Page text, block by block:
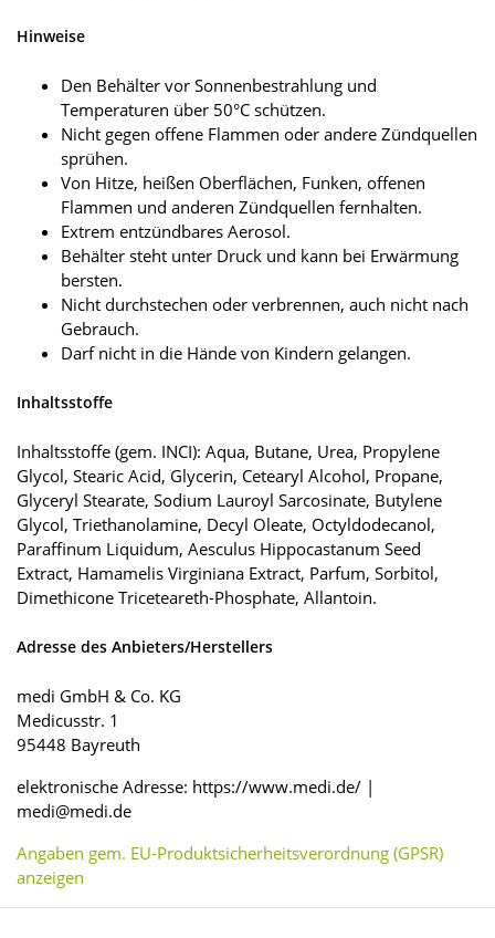
Hinweise
Den Behälter vor Sonnenbestrahlung und
Temperaturen über 50°C schützen.
Nicht gegen offene Flammen oder andere Zündquellen
sprühen.
Von Hitze, heißen Oberflächen, Funken, offenen
Flammen und anderen Zündquellen fernhalten.
Extrem entzündbares Aerosol.
Behälter steht unter Druck und kann bei Erwärmung
bersten.
Nicht durchstechen oder verbrennen, auch nicht nach
Gebrauch.
Darf nicht in die Hände von Kindern gelangen.
Inhaltsstoffe
Inhaltsstoffe (gem. INCI): Aqua, Butane, Urea, Propylene
Glycol, Stearic Acid, Glycerin, Cetearyl Alcohol, Propane,
Glyceryl Stearate, Sodium Lauroyl Sarcosinate, Butylene
Glycol, Triethanolamine, Decyl Oleate, Octyldodecanol,
Paraffinum Liquidum, Aesculus Hippocastanum Seed
Extract, Hamamelis Virginiana Extract, Parfum, Sorbitol,
Dimethicone Triceteareth-Phosphate, Allantoin.
Adresse des Anbieters/Herstellers
medi GmbH & Co. KG
Medicusstr. 1
95448 Bayreuth
elektronische Adresse: https://www.medi.de/ |
medi@medi.de
Angaben gem. EU-Produktsicherheitsverordnung (GPSR)
anzeigen